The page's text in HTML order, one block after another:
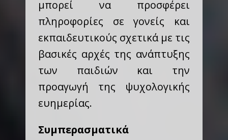
μπορεί να προσφέρει
πληροφορίες σε γονείς και
εκπαιδευτικούς σχετικά με τις
βασικές αρχές της ανάπτυξης
των παιδιών και την
προαγωγή της ψυχολογικής
ευημερίας.
Συμπερασματικά